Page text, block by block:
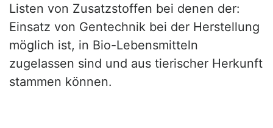
Listen von Zusatzstoffen bei denen der:
Einsatz von Gentechnik bei der Herstellung
möglich ist, in Bio-Lebensmitteln
zugelassen sind und aus tierischer Herkunft
stammen können.